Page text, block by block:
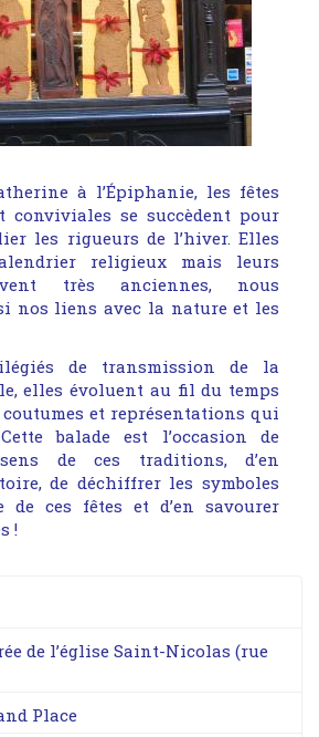
à l’Épiphanie, les fêtes
conviviales se succèdent pour
les rigueurs de l’hiver. Elles
religieux mais leurs
très anciennes, nous
nos liens avec la nature et les
de transmission de la
elles évoluent au fil du temps
et représentations qui
balade est l’occasion de
de ces traditions, d’en
de déchiffrer les symboles
de ces fêtes et d’en savourer
!
de l’église Saint-Nicolas (rue
Place